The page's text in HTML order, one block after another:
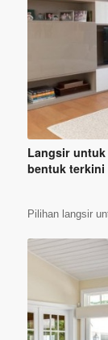
Langsir
bentuk terkini
Pilihan langsir